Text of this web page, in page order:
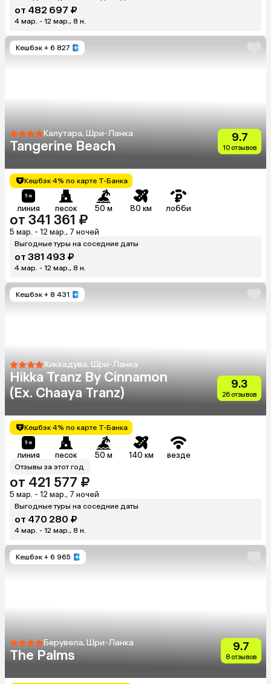
от 482 697 ₽
4 мар. - 12 мар., 8 н.
Кешбэк + 6 827
Калутара, Шри-Ланка
Tangerine Beach
9.7
10 отзывов
Кешбэк 4% по карте Т-Банка
линия песок 50 м 80 км лобби
от 341 361 ₽
5 мар. - 12 мар., 7 ночей
Выгодные туры на соседние даты
от 381 493 ₽
4 мар. - 12 мар., 8 н.
Кешбэк + 8 431
Хиккадува, Шри-Ланка
Hikka Tranz By Cinnamon
(Ex. Chaaya Tranz)
9.3
26 отзывов
Кешбэк 4% по карте Т-Банка
линия песок 50 м 140 км везде
Отзывы за этот год
от 421 577 ₽
5 мар. - 12 мар., 7 ночей
Выгодные туры на соседние даты
от 470 280 ₽
4 мар. - 12 мар., 8 н.
Кешбэк + 6 965
Берувела, Шри-Ланка
The Palms
9.7
8 отзывов